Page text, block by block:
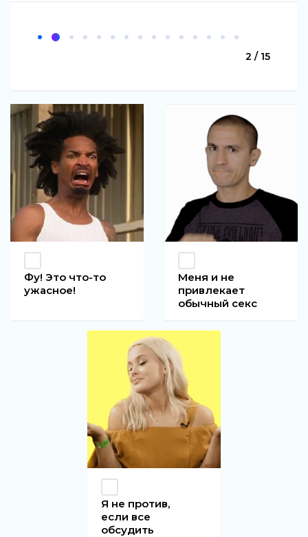
2 / 15
Фу! Это что-то
ужасное!
Меня и не
привлекает
обычный секс
Я не против,
если все
обсудить